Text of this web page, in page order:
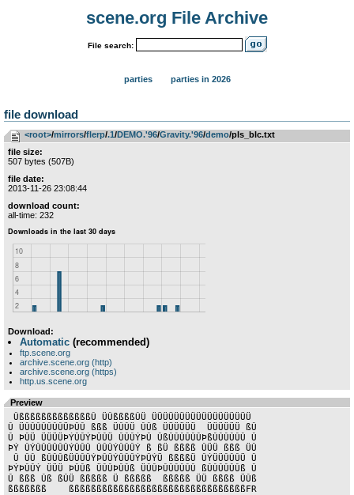
scene.org File Archive
File search:
parties parties in 2026
file download
<root>­/­mirrors­/­flerp­/­.1­/­DEMO.'96­/­Gravity.'96­/­demo/pls_blc.txt
file size:
507 bytes (507B)
file date:
2013-11-26 23:08:44
download count:
all-time: 232
Download:
Automatic (recommended)
ftp.scene.org
archive.scene.org (http)
archive.scene.org (https)
http.us.scene.org
Preview
Û ÜÛÛÛÛÛÛÛÜÞÛÛ ßßß ÜÛÛÜ ÛÛß ÜÜÜÜÜÜ  ÜÜÜÜÜÜ ßÛ
Û ÞÛÜ ÜÜÜÜÞÝÛÛÝÞÛÛÜ ÛÛÛÝÞÛ ÛßÛÛÛÛÛÛÞßÛÛÛÛÛÛ Û
ÞÝ ÛÝÛÛÛÛÛÛÝÛÛÛ ÛÛÛÝÛÛÛÝ ß ßÜ ßßßß ÛÜÜ ßßß ÜÛ
ÞÝÞÛÛÝ ÜÜÜ ÞÛÛß ÜÛÛÞÛÛß ÜÛÛÞÛÛÛÛÛÛ ßÛÛÛÛÛÛß Û
Û ßßß Ûß ßÛÜ ßßßßß Ü ßßßßß  ßßßßß ÜÜ ßßßß ÜÛß
ßßßßßßß    ßßßßßßßßßßßßßßßßßßßßßßßßßßßßßßßßFR